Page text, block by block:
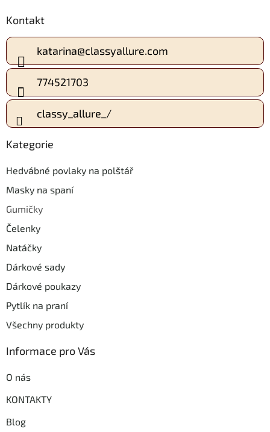
á
p
t
í
Kontakt
katarina@classyallure.com
774521703
classy_allure_/
Kategorie
Hedvábné povlaky na polštář
Masky na spaní
Gumičky
Čelenky
Natáčky
Dárkové sady
Dárkové poukazy
Pytlík na praní
Všechny produkty
Informace pro Vás
O nás
KONTAKTY
Blog